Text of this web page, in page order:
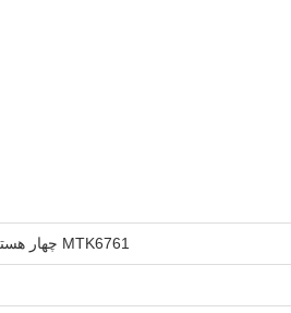
MTK6761 چهار هسته 2.0GHz